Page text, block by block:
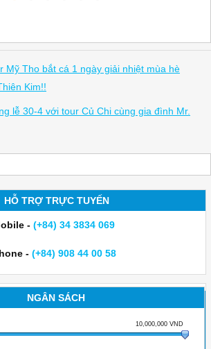
Mỹ Tho bắt cá 1 ngày giải nhiệt mùa hè
Kim!!
lễ 30-4 với tour Củ Chi cùng gia đình Mr.
HỖ TRỢ TRỰC TUYẾN
-(+84) 34 3834 069
-(+84) 908 44 00 58
NGÂN SÁCH
10,000,000 VND